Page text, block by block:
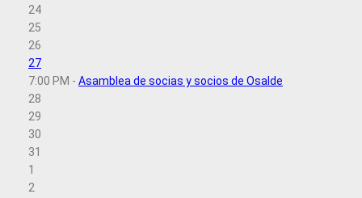
24
25
26
27
7:00 PM - Asamblea de socias y socios de Osalde
28
29
30
31
1
2